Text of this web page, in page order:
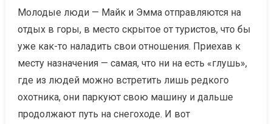
Молодые люди — Майк и Эмма отправляются на
отдых в горы, в место скрытое от туристов, что бы
уже как-то наладить свои отношения. Приехав к
месту назначения — самая, что ни на есть «глушь»,
где из людей можно встретить лишь редкого
охотника, они паркуют свою машину и дальше
продолжают путь на снегоходе. И вот